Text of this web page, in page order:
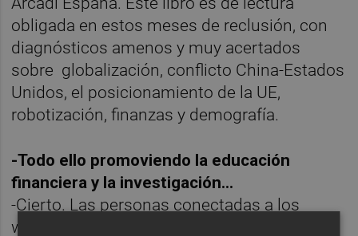
obligada en estos meses de reclusión, con
diagnósticos amenos y muy acertados
sobre globalización, conflicto China-Estados
Unidos, el posicionamiento de la UE,
robotización, finanzas y demografía.
-Todo ello promoviendo la educación
financiera y la investigación...
-Cierto. Las personas conectadas a los
webinars y a los directos valoran la